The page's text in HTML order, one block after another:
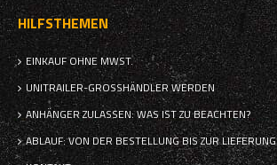
HILFSTHEMEN
EINKAUF OHNE MWST.
UNITRAILER-GROSSHÄNDLER WERDEN
ANHÄNGER ZULASSEN: WAS IST ZU BEACHTEN?
ABLAUF: VON DER BESTELLUNG BIS ZUR LIEFERUNG